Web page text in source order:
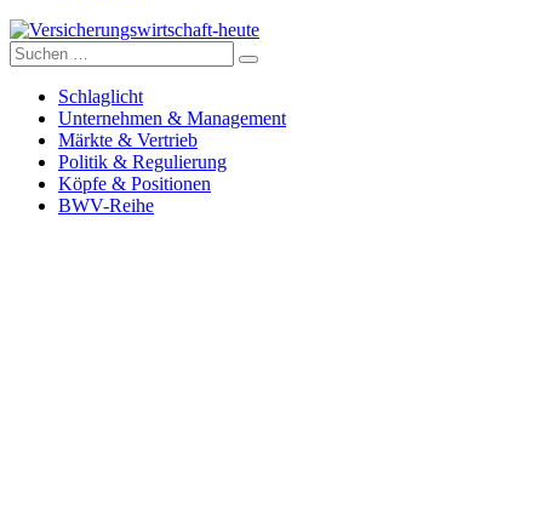
Versicherungswirtschaft-heute
Suche
nach:
Schlaglicht
Unternehmen & Management
Märkte & Vertrieb
Politik & Regulierung
Köpfe & Positionen
BWV-Reihe